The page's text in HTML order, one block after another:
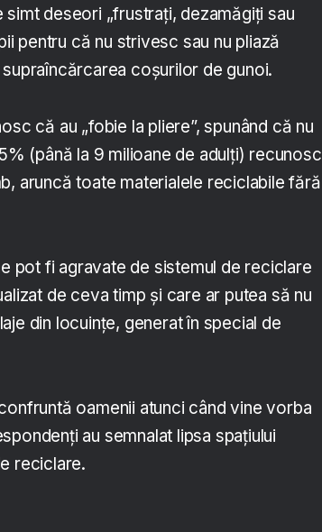
deseori „frustrați, dezamăgiți sau
pentru că nu strivesc sau nu pliază
coșurilor de gunoi.
că au „fobie la pliere”, spunând că nu
(până la 9 milioane de adulți) recunosc
aruncă toate materialele reciclabile fără
pot fi agravate de sistemul de reciclare
de ceva timp și care ar putea să nu
din locuințe, generat în special de
oamenii atunci când vine vorba
au semnalat lipsa spațiului
reciclare.